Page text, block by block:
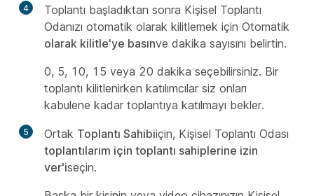
4
Toplantı başladıktan sonra Kişisel Toplantı
Odanızı otomatik olarak kilitlemek için Otomatik
olarak kilitle'ye basınve dakika sayısını belirtin.
0, 5, 10, 15 veya 20 dakika seçebilirsiniz. Bir
toplantı kilitlenirken katılımcılar siz onları
kabulene kadar toplantıya katılmayı bekler.
5 Ortak Toplantı Sahibiiçin, Kişisel Toplantı Odası
toplantılarım için toplantı sahiplerine izin
ver'iseçin.